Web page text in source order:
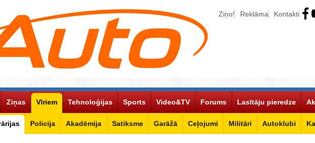
Ziņo! Reklāma Kontakti
Ziņas Vīriem
Policija Akadēmija Satiksme Garāžā Ceļojumi Militāri Autoklubi
Tehnoloģijas Sports Video&TV Forums Lasītāju pieredze